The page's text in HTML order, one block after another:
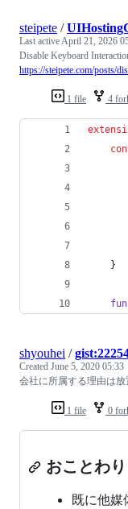
1 file 4
steipete /
Last activeApril 21, 2026
Disable Keyboard
https://steipete.com/posts/
}
1 file 0
shyouhei /
Created June 5, 2020 05:33
会社に所属する理由は
おことわり
既に他媒